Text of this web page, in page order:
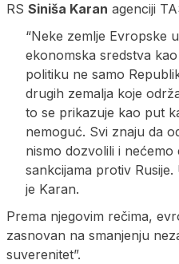
RS Siniša Karan agenciji
“Neke zemlje Evropske
ekonomska sredstva
politiku ne samo
drugih zemalja koje
to se prikazuje kao put
nemoguć. Svi znaju da
nismo dozvolili i
sankcijama protiv
je Karan.
Prema njegovim rečima,
zasnovan na smanjenju
suverenitet”.